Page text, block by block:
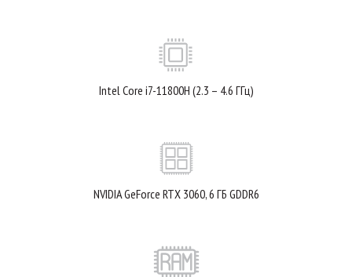
Intel Core i7-11800H (2.3 – 4.6 ГГц)
NVIDIA GeForce RTX 3060, 6 ГБ GDDR6